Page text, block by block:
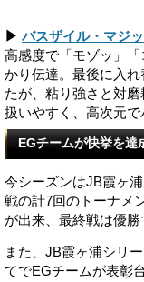
▶ バスザイル・マジ
高感度で「モゾッ」
かり伝達。最後に入
たが、粘り強さと対
扱いやすく、高次元で
EGチームが快挙を達
今シーズンはJB霞ヶ
戦の計7回のトーナメ
が出来、最終戦は優勝
また、JB霞ヶ浦シリ
てでEGチームが表彰